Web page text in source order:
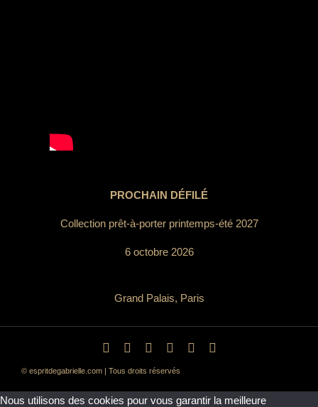
PROCHAIN DÉFILÉ
Collection prêt-à-porter printemps-été 2027
6 octobre 2026
Grand Palais, Paris
© espritdegabrielle.com | Tous droits réservés
Nous utilisons des cookies pour vous garantir la meilleure